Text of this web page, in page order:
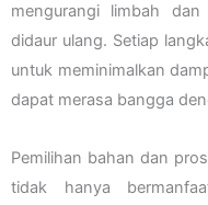
mengurangi limbah
didaur ulang. Setiap
untuk meminimalkan
dapat merasa bangga
Pemilihan bahan dan
tidak hanya